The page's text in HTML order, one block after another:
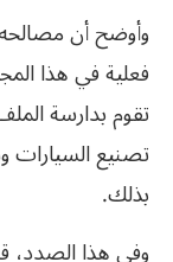
وأوضح أن
فعلية في هذا
تقوم بدارسة
تصنيع السيارات
بذلك.
وفي هذا الصدد،